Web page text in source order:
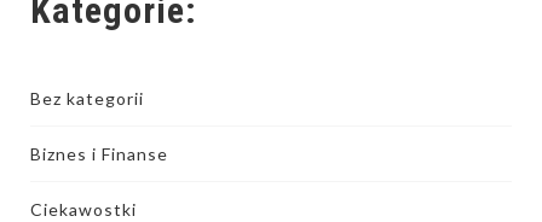
Kategorie:
Bez kategorii
Biznes i Finanse
Ciekawostki